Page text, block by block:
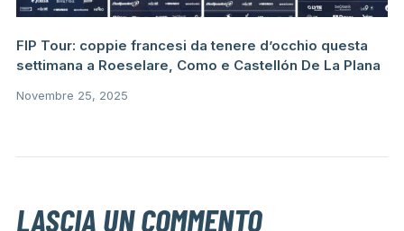
FIP Tour: coppie francesi da tenere d’occhio questa
settimana a Roeselare, Como e Castellón De La Plana
Novembre 25, 2025
LASCIA UN COMMENTO